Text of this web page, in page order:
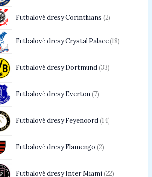
Futbalové dresy Corinthians 2
Futbalové dresy Crystal Palace 18
Futbalové dresy Dortmund 33
Futbalové dresy Everton 7
Futbalové dresy Feyenoord 14
Futbalové dresy Flamengo 2
Futbalové dresy Inter Miami 22